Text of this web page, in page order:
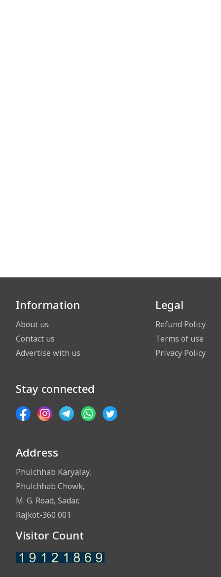
Information
About us
Contact us
Advertise with us
Legal
Refund Policy
Terms of use
Privacy Policy
Stay connected
Address
Phulchhab Karyalay,
Phulchhab Chowk,
M. G. Road, Sadar,
Rajkot-360 001
Visitor Count